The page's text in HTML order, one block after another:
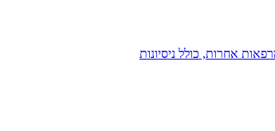
אחרות, כולל ניסיונות